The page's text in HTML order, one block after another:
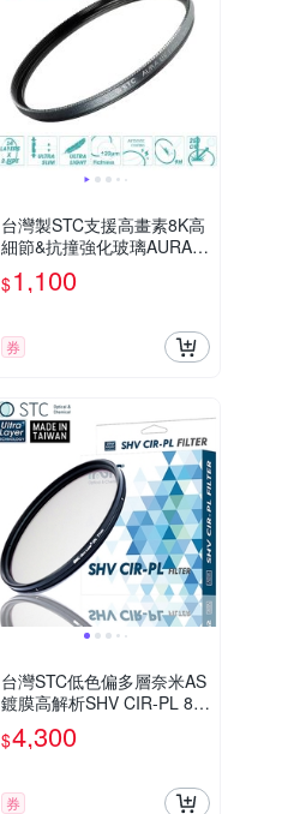
台灣製STC支援高畫素8K高
細節&抗撞強化玻璃AURA 4
3mm保護鏡43mm濾鏡(超
低光程差;99.5%透光率;德國
$1,100
券
台灣STC低色偏多層奈米AS
鍍膜高解析SHV CIR-PL 82
mm偏光鏡(-1EV;防污抗刮
抗靜電耐衝擊,超薄框)Super
$4,300
券